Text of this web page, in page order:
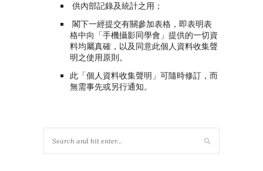
供內部記錄及統計之用；
閣下一經提交有關參加表格，即表明表
格中向「手機攝影同學會」提供的一切資
料均屬真確，以及同意此個人資料收集聲
明之使用原則。
此「個人資料收集聲明」可隨時修訂，而
無需事先或另行通知。